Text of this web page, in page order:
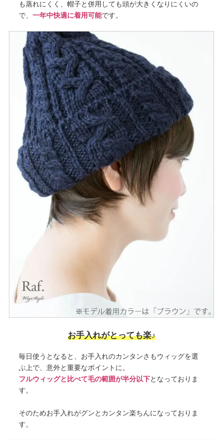
も蒸れにくく、帽子と併用しても頭が大きくなりにくいの
で、 一年中快適に着用可能です。
お手入れがとっても楽♪
毎日使うとなると、お手入れのカンタンさもウィッグを選
ぶ上で、意外と重要なポイントに。
フルウィッグと比べて毛の範囲が半分以下となっておりま
す。
そのためお手入れがグンとカンタン楽ちんになっておりま
す。